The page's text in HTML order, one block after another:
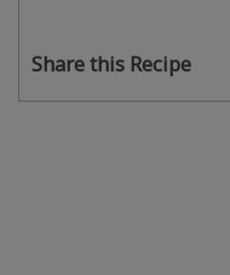
Share this Recipe